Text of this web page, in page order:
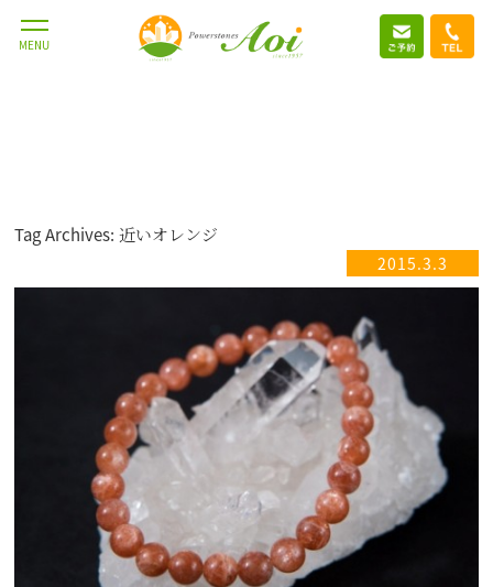
MENU
Tag Archives: 近いオレンジ
2015.3.3